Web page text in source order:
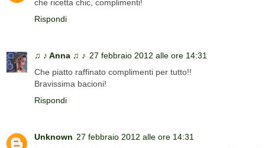
che ricetta chic, complimenti!
Rispondi
♫ ♪ Anna ♫ ♪ 27 febbraio 2012 alle ore 14:31
Che piatto raffinato complimenti per tutto!!
Bravissima bacioni!
Rispondi
Unknown 27 febbraio 2012 alle ore 14:31